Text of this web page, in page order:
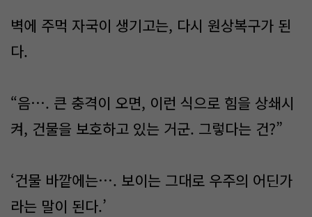
벽에 주먹 자국이 생기고는, 다시 원상복구가 된
다.
“음…. 큰 충격이 오면, 이런 식으로 힘을 상쇄시
켜, 건물을 보호하고 있는 거군. 그렇다는 건?”
‘건물 바깥에는…. 보이는 그대로 우주의 어딘가
라는 말이 된다.’